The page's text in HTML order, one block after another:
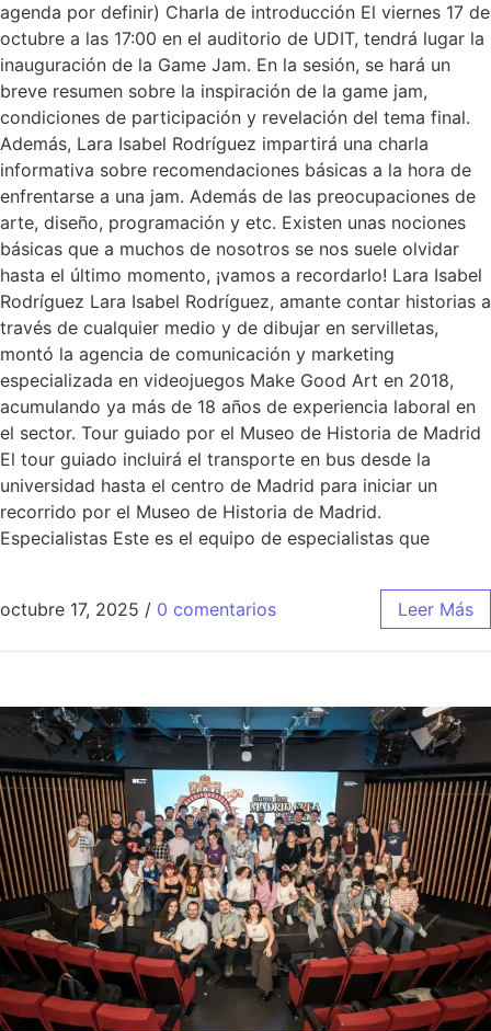
agenda por definir) Charla de introducción El viernes 17 de
octubre a las 17:00 en el auditorio de UDIT, tendrá lugar la
inauguración de la Game Jam. En la sesión, se hará un
breve resumen sobre la inspiración de la game jam,
condiciones de participación y revelación del tema final.
Además, Lara Isabel Rodríguez impartirá una charla
informativa sobre recomendaciones básicas a la hora de
enfrentarse a una jam. Además de las preocupaciones de
arte, diseño, programación y etc. Existen unas nociones
básicas que a muchos de nosotros se nos suele olvidar
hasta el último momento, ¡vamos a recordarlo! Lara Isabel
Rodríguez Lara Isabel Rodríguez, amante contar historias a
través de cualquier medio y de dibujar en servilletas,
montó la agencia de comunicación y marketing
especializada en videojuegos Make Good Art en 2018,
acumulando ya más de 18 años de experiencia laboral en
el sector. Tour guiado por el Museo de Historia de Madrid
El tour guiado incluirá el transporte en bus desde la
universidad hasta el centro de Madrid para iniciar un
recorrido por el Museo de Historia de Madrid.
Especialistas Este es el equipo de especialistas que
octubre 17, 2025 / 0 comentarios Leer Más